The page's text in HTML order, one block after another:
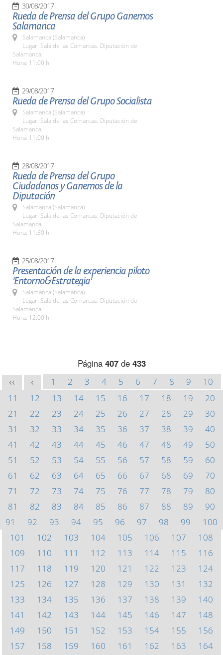
30/08/2017
Rueda de Prensa del Grupo Ganemos
Salamanca
Salamanca (Salamanca)
Lugar: Sala de las Comarcas. Diputación de
Salamanca
Hora: 11:00 h.
29/08/2017
Rueda de Prensa del Grupo Socialista
Salamanca (Salamanca)
Lugar: Sala de las Comarcas. Diputación de
Salamanca
Hora: 11:00 h.
28/08/2017
Rueda de Prensa del Grupo
Ciudadanos y Ganemos de la
Diputación
Salamanca (Salamanca)
Lugar: Sala de las Comarcas. Diputación de
Salamanca
Hora: 11:30 h.
25/08/2017
Presentación de la experiencia piloto
'Entorno&Estrategia'
Salamanca (Salamanca)
Lugar: Sala de las Comarcas. Diputación de
Salamanca
Hora: 12:00 h.
Página 407de 433
<< < 1 2 3 4 5 6 7 8 9
10
11
12 13 14 15 16 17 18 19
20
21
22 23 24 25 26 27 28 29
30
31
32 33 34 35 36 37 38 39
40
41
42 43 44 45 46 47 48 49
50
51
52 53 54 55 56 57 58 59
60
61
62 63 64 65 66 67 68 69
70
71
72 73 74 75 76 77 78 79
80
81
82 83 84 85 86 87 88 89
90
91
92 93 94 95 96 97 98 99
100
101
102 103 104 105 106 107
108
109
110 111 112 113 114 115
116
117
118 119 120 121 122 123
124
125
126 127 128 129 130 131
132
133
134 135 136 137 138 139
140
141
142 143 144 145 146 147
148
149
150 151 152 153 154 155
156
157
158 159 160 161 162 163
164